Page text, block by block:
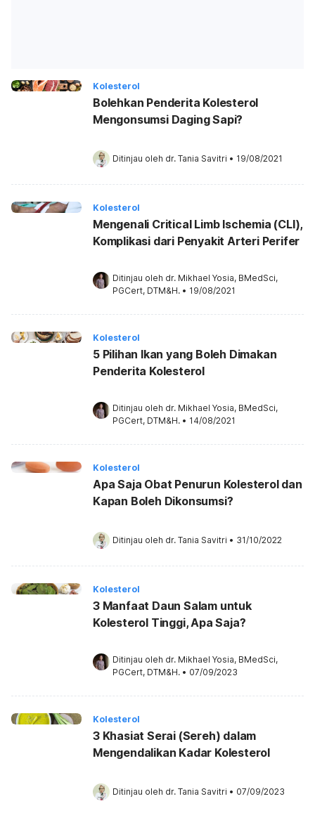
Kolesterol
Bolehkan Penderita Kolesterol
Mengonsumsi Daging Sapi?
Ditinjau oleh dr. Tania Savitri • 19/08/2021
Kolesterol
Mengenali Critical Limb Ischemia (CLI),
Komplikasi dari Penyakit Arteri Perifer
Ditinjau oleh dr. Mikhael Yosia, BMedSci,
PGCert, DTM&H. • 19/08/2021
Kolesterol
5 Pilihan Ikan yang Boleh Dimakan
Penderita Kolesterol
Ditinjau oleh dr. Mikhael Yosia, BMedSci,
PGCert, DTM&H. • 14/08/2021
Kolesterol
Apa Saja Obat Penurun Kolesterol dan
Kapan Boleh Dikonsumsi?
Ditinjau oleh dr. Tania Savitri • 31/10/2022
Kolesterol
3 Manfaat Daun Salam untuk
Kolesterol Tinggi, Apa Saja?
Ditinjau oleh dr. Mikhael Yosia, BMedSci,
PGCert, DTM&H. • 07/09/2023
Kolesterol
3 Khasiat Serai (Sereh) dalam
Mengendalikan Kadar Kolesterol
Ditinjau oleh dr. Tania Savitri • 07/09/2023